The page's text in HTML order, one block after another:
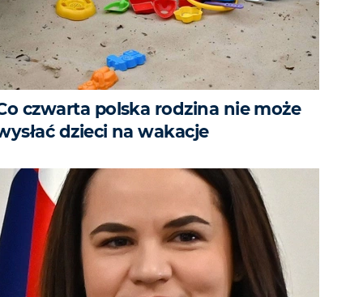
czwarta polska rodzina nie może
dzieci na wakacje